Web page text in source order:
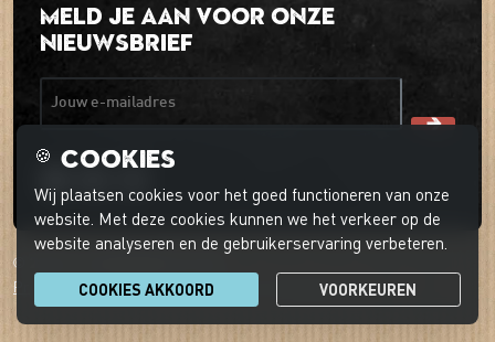
Meld je aan voor onze
nieuwsbrief
© 2026 't Boerder-ei-ke
Privacyverklaring Cookievoorkeuren Klantenservice
🍪 Cookies
Wij plaatsen cookies voor het goed functioneren van onze
website. Met deze cookies kunnen we het verkeer op de
website analyseren en de gebruikerservaring verbeteren.
COOKIES AKKOORD VOORKEUREN